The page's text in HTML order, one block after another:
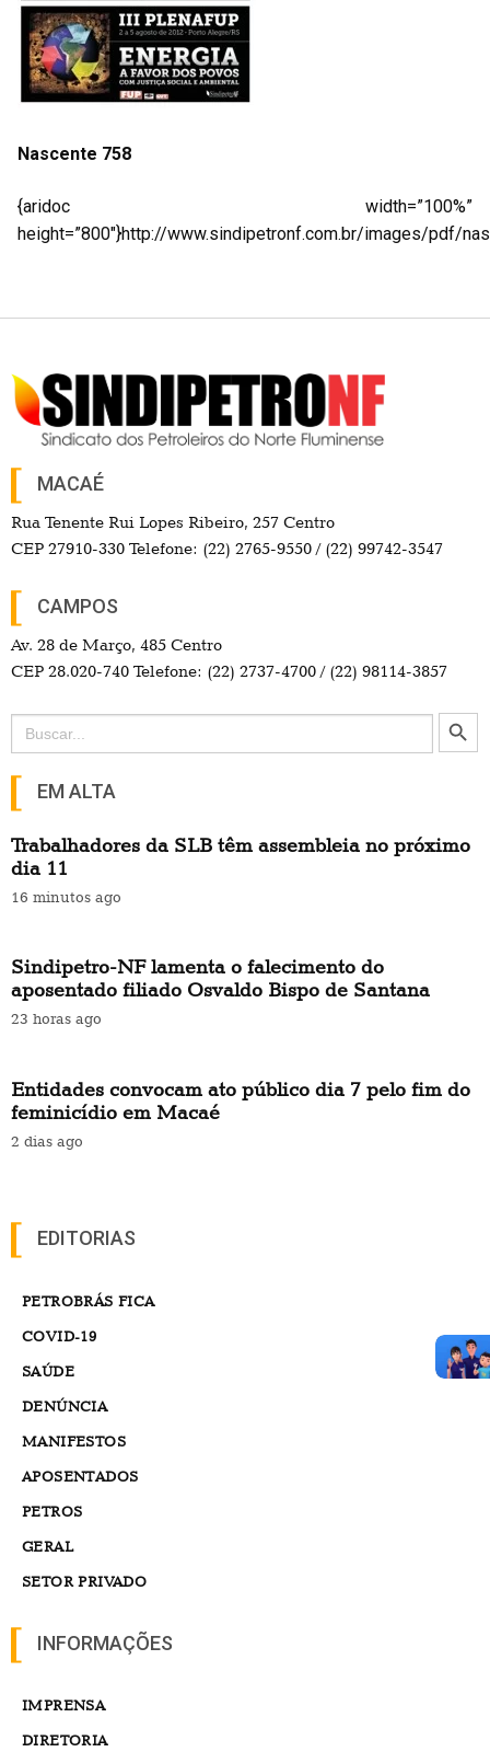
Nascente 758
{aridoc width=”100%”
height=”800″}http://www.sindipetronf.com.br/images/pdf/
MACAÉ
Rua Tenente Rui Lopes Ribeiro, 257 Centro
CEP 27910-330 Telefone: (22) 2765-9550 / (22) 99742-3547
CAMPOS
Av. 28 de Março, 485 Centro
CEP 28.020-740 Telefone: (22) 2737-4700 / (22) 98114-3857
Search
for:
Search Button
EM ALTA
Trabalhadores da SLB têm assembleia no próximo
dia 11
16 minutos ago
Sindipetro-NF lamenta o falecimento do
aposentado filiado Osvaldo Bispo de Santana
23 horas ago
Entidades convocam ato público dia 7 pelo fim do
feminicídio em Macaé
2 dias ago
EDITORIAS
PETROBRÁS FICA
COVID-19
SAÚDE
DENÚNCIA
MANIFESTOS
APOSENTADOS
PETROS
GERAL
SETOR PRIVADO
INFORMAÇÕES
IMPRENSA
DIRETORIA